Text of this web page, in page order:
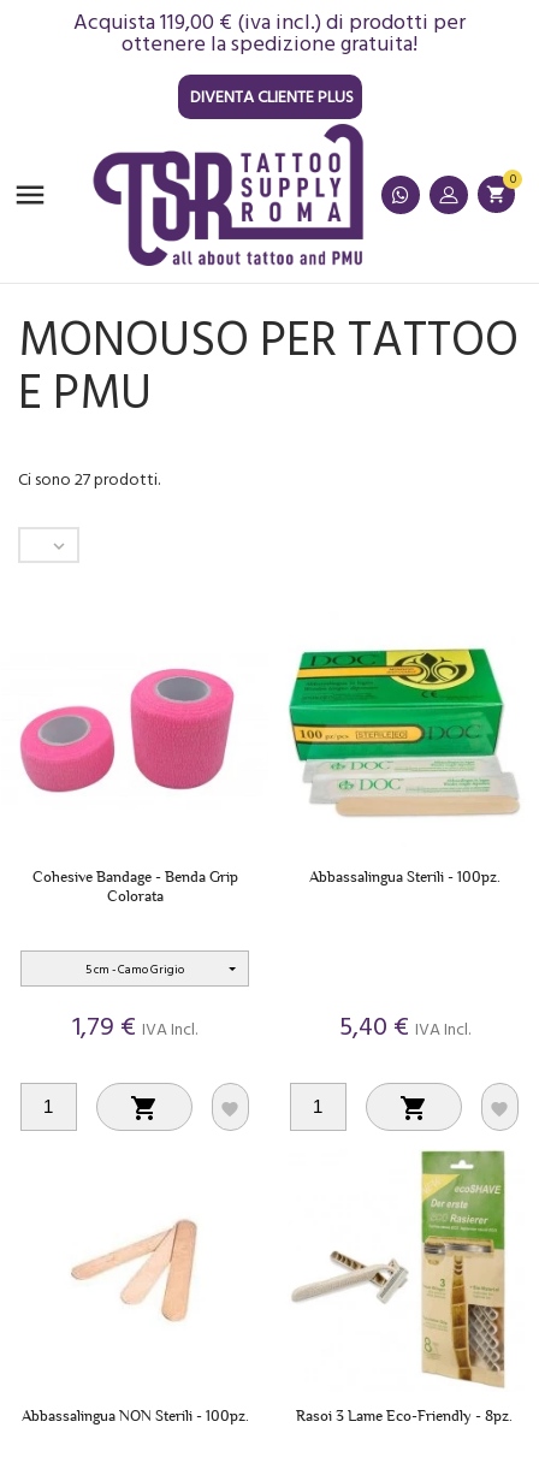
Acquista 119,00 € (iva incl.) di prodotti per
ottenere la spedizione gratuita!
DIVENTA CLIENTE PLUS
 shopping_cart
0
MONOUSO PER TATTOO
E PMU
Ci sono 27 prodotti.

Cohesive Bandage - Benda Grip
Colorata
5 cm - Camo Grigio
1,79 € IVA Incl.
 
Abbassalingua Sterili - 100pz.
5,40 € IVA Incl.
 
Abbassalingua NON Sterili - 100pz. Rasoi 3 Lame Eco-Friendly - 8pz.